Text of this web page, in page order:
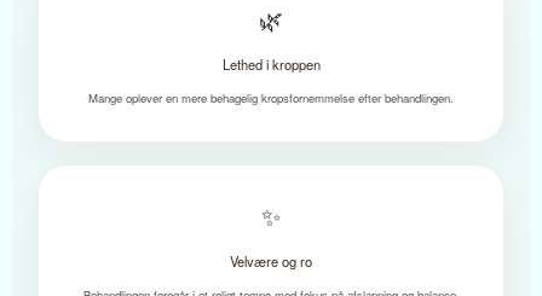
🌿
Lethed i kroppen
Mange oplever en mere behagelig kropsfornemmelse efter behandlingen.
✨
Velvære og ro